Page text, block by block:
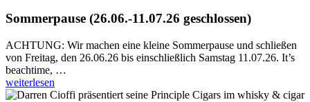
Sommerpause (26.06.-11.07.26 geschlossen)
ACHTUNG: Wir machen eine kleine Sommerpause und schließen
von Freitag, den 26.06.26 bis einschließlich Samstag 11.07.26. It’s
beachtime, …
weiterlesen